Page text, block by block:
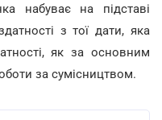
набуває на підставі
з тої дати, яка
як за основним
за сумісництвом.